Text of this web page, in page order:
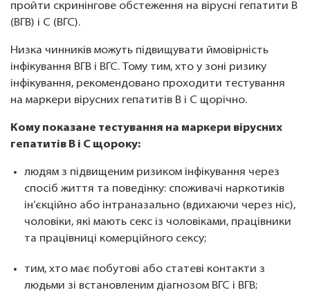
пройти скринінгове обстеження на вірусні гепатити В
(ВГВ) і С (ВГС).
Низка чинників можуть підвищувати ймовірність
інфікування ВГВ і ВГС. Тому тим, хто у зоні ризику
інфікування, рекомендовано проходити тестування
на маркери вірусних гепатитів В і С щорічно.
Кому показане тестування на маркери вірусних
гепатитів В і С щороку:
людям з підвищеним ризиком інфікування через
спосіб життя та поведінку: споживачі наркотиків
ін’єкційно або інтраназально (вдихаючи через ніс),
чоловіки, які мають секс із чоловіками, працівники
та працівниці комерційного сексу;
тим, хто має побутові або статеві контакти з
людьми зі встановленим діагнозом ВГС і ВГВ;